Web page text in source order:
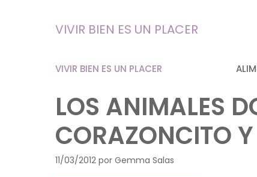
VIVIR BIEN ES UN PLACER
VIVIR BIEN ES UN PLACER
LOS ANIMALES
CORAZONCITO
11/03/2012 por Gemma Salas